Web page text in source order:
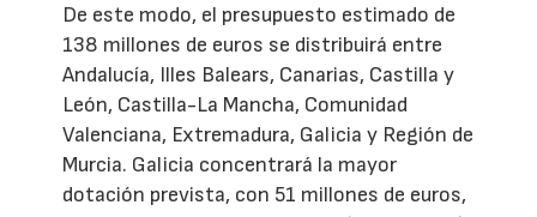
De este modo, el presupuesto estimado de
138 millones de euros se distribuirá entre
Andalucía, Illes Balears, Canarias, Castilla y
León, Castilla-La Mancha, Comunidad
Valenciana, Extremadura, Galicia y Región de
Murcia. Galicia concentrará la mayor
dotación prevista, con 51 millones de euros,